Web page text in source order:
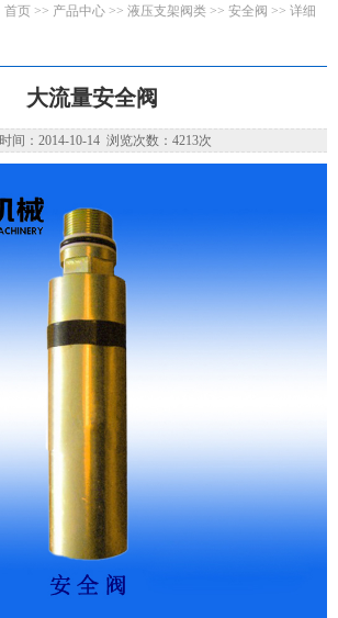
首页 >> 产品中心 >> 液压支架阀类 >> 安全阀 >> 详细
大流量安全阀
间：2014-10-14 浏览次数：4213次